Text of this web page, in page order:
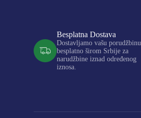
Besplatna Dostava
Dostavljamo vašu porudžbinu
besplatno širom Srbije za
narudžbine iznad određenog
iznosa.